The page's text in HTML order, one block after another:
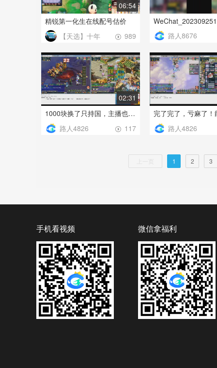
06:54
精锐第一化生在线配号估价
989
【天选】十年
路人8676
02:31
1000块换了只持国，主播也开心！
117
路人4826 路人4826
1 2 3
手机看视频 微信拿福利